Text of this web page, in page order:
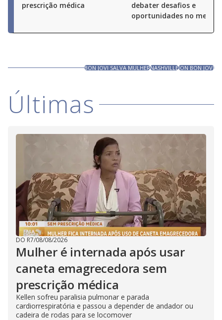
prescrição médica
debater desafios e
oportunidades no
BON JOVI SALVA MULHERNASHVILLEJON BON JOVI
Últimas
DO R7/08/08/2026
Mulher é internada após usar
caneta emagrecedora sem
prescrição médica
Kellen sofreu paralisia pulmonar e parada
cardiorrespiratória e passou a depender de andador ou
cadeira de rodas para se locomover